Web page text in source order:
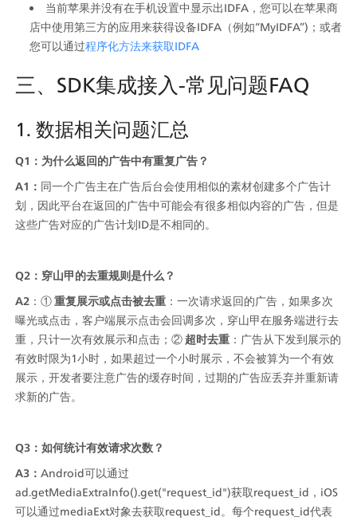
当前苹果并没有在手机设置中显示出IDFA，您可以在苹果商
店中使用第三方的应用来获得设备IDFA（例如“MyIDFA”)；或者
您可以通过程序化方法来获取IDFA
三、SDK集成接入-常见问题FAQ
1. 数据相关问题汇总
Q1：为什么返回的广告中有重复广告？
A1： 同一个广告主在广告后台会使用相似的素材创建多个广告计
划，因此平台在返回的广告中可能会有很多相似内容的广告，但是
这些广告对应的广告计划ID是不相同的。
Q2：穿山甲的去重规则是什么？
A2 ：① 重复展示或点击被去重 ：一次请求返回的广告，如果多次
曝光或点击，客户端展示点击会回调多次，穿山甲在服务端进行去
重，只计一次有效展示和点击；② 超时去重 ：广告从下发到展示的
有效时限为1小时，如果超过一个小时展示，不会被算为一个有效
展示，开发者要注意广告的缓存时间，过期的广告应丢弃并重新请
求新的广告。
Q3：如何统计有效请求次数？
A3：Android可以通过
ad.getMediaExtraInfo().get("request_id")获取request_id，iOS
可以通过mediaExt对象去获取request_id。每个request_id代表